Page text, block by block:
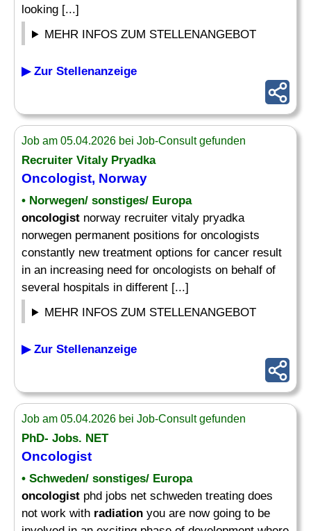
looking [...]
MEHR INFOS ZUM STELLENANGEBOT
▶ Zur Stellenanzeige
Job am 05.04.2026 bei Job-Consult gefunden
Recruiter Vitaly Pryadka
Oncologist, Norway
• Norwegen/ sonstiges/ Europa
oncologist norway recruiter vitaly pryadka
norwegen permanent positions for oncologists
constantly new treatment options for cancer result
in an increasing need for oncologists on behalf of
several hospitals in different [...]
MEHR INFOS ZUM STELLENANGEBOT
▶ Zur Stellenanzeige
Job am 05.04.2026 bei Job-Consult gefunden
PhD- Jobs. NET
Oncologist
• Schweden/ sonstiges/ Europa
oncologist phd jobs net schweden treating does
not work with radiation you are now going to be